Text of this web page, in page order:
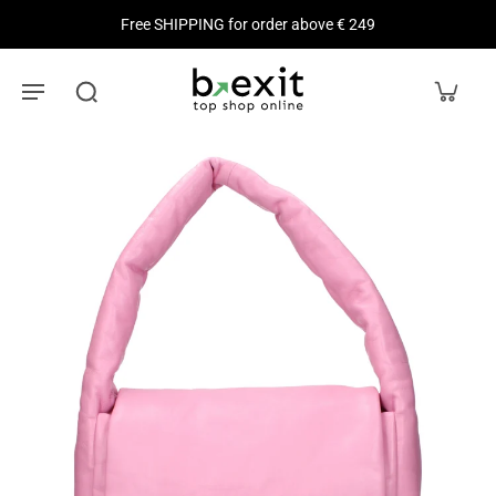
Free SHIPPING for order above € 249